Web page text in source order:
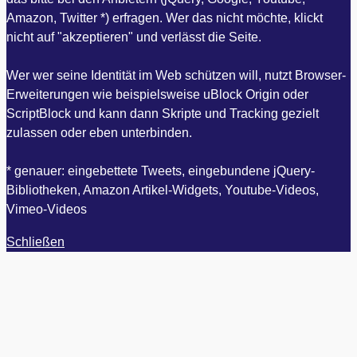
Amazon, Twitter *) erfragen. Wer das nicht möchte, klickt
nicht auf "akzeptieren" und verlässt die Seite.
Wer wer seine Identität im Web schützen will, nutzt Browser-
Erweiterungen wie beispielsweise uBlock Origin oder
ScriptBlock und kann dann Skripte und Tracking gezielt
zulassen oder eben unterbinden.
* genauer: eingebettete Tweets, eingebundene jQuery-
Bibliotheken, Amazon Artikel-Widgets, Youtube-Videos,
Vimeo-Videos
Schließen